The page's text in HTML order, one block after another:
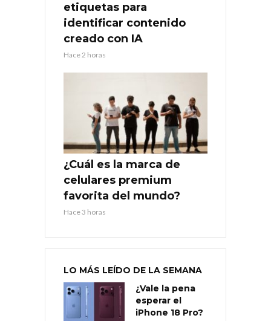
etiquetas para
identificar contenido
creado con IA
Hace 2 horas
¿Cuál es la marca de
celulares premium
favorita del mundo?
Hace 3 horas
LO MÁS LEÍDO DE LA SEMANA
¿Vale la pena
esperar el
iPhone 18 Pro?